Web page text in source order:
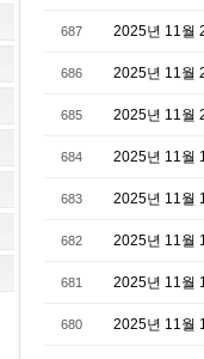
687 2025년 11월
686 2025년 11월
685 2025년 11월
684 2025년 11월
683 2025년 11월
682 2025년 11월
681 2025년 11월
680 2025년 11월